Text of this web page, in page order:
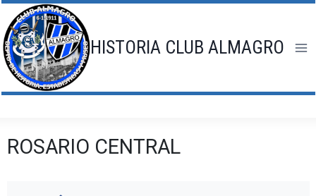
Saltar
al
contenido
HISTORIA CLUB ALMAGRO
ROSARIO CENTRAL